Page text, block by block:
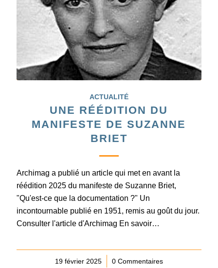
ACTUALITÉ
UNE RÉÉDITION DU
MANIFESTE DE SUZANNE
BRIET
Archimag a publié un article qui met en avant la
réédition 2025 du manifeste de Suzanne Briet,
"Qu'est-ce que la documentation ?" Un
incontournable publié en 1951, remis au goût du jour.
Consulter l'article d'Archimag En savoir…
19 février 2025
/ 0 Commentaires